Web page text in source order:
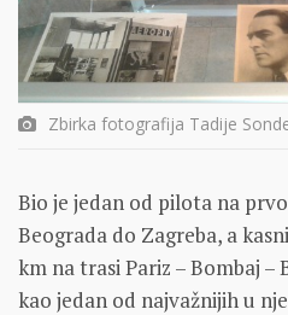
Zbirka fotografija Tadije
Bio je jedan od pilota na
Beograda do Zagreba, a
km na trasi Pariz – Bombaj –
kao jedan od najvažnijih u